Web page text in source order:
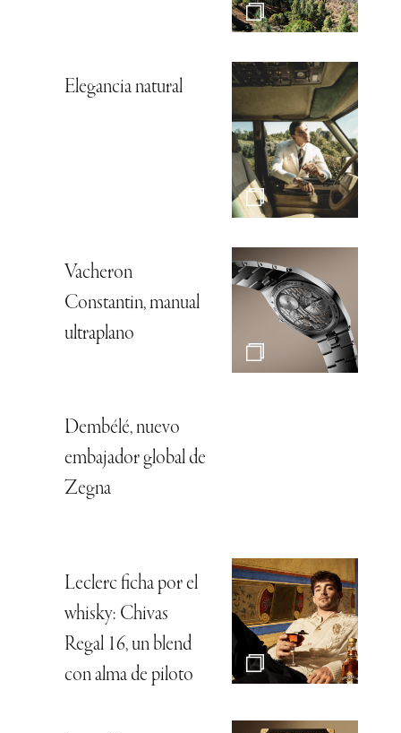
Elegancia natural
Vacheron
Constantin, manual
ultraplano
Dembélé, nuevo
embajador global de
Zegna
Leclerc ficha por el
whisky: Chivas
Regal 16, un blend
con alma de piloto